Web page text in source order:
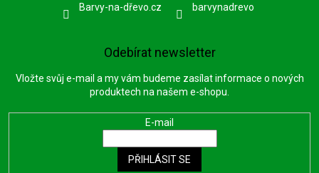
Barvy-na-dřevo.cz barvynadrevo
Odebírat newsletter
Vložte svůj e-mail a my vám budeme zasílat informace o nových
produktech na našem e-shopu.
E-mail
PŘIHLÁSIT SE